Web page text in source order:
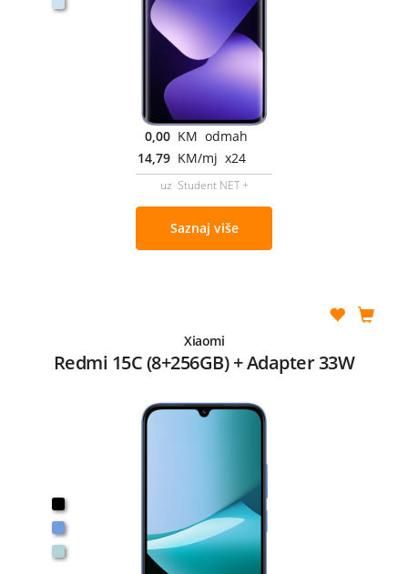
0,00 KM odmah
14,79 KM/mj x24
uz Student NET +
Saznaj više
Xiaomi
Redmi 15C (8+256GB) + Adapter 33W